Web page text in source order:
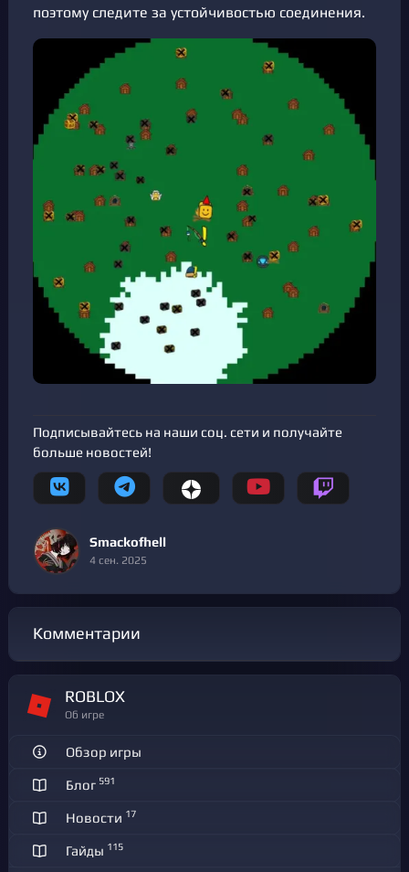
поэтому следите за устойчивостью соединения.
Подписывайтесь на наши соц. сети и получайте
больше новостей!
Smackofhell
4 сен. 2025
Комментарии
ROBLOX
Об игре
Обзор игры
Блог 591
Новости 17
Гайды 115